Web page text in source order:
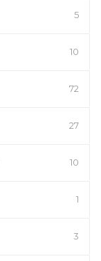
5
10
72
27
10
1
3